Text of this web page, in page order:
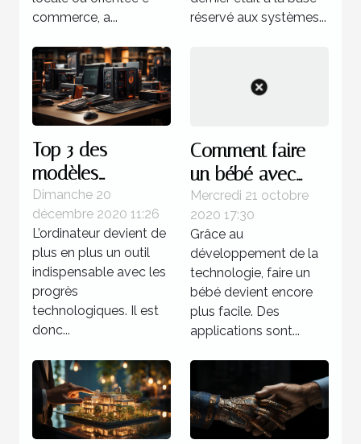
commerce, a...
réservé aux systèmes...
Top 3 des
modèles
d’ordinateur à
trouver à
moindre coût
Dimanche 20
décembre 2020 11:26
L’ordinateur devient de
plus en plus un outil
indispensable avec les
progrès
technologiques. Il est
donc...
Comment faire
un bébé avec
l’aide des
applications ?
Mercredi 21 octobre
2020 17:30
Grâce au
développement de la
technologie, faire un
bébé devient encore
plus facile. Des
applications sont...